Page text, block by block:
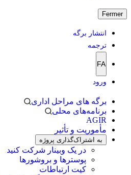
Fermer
انتشار برگه
ترجمه
FA
ورود
برگه های مراحل اداری
برنامه‌های محلی
AGIR
مأموریت و تأثیر
به اشتراک‌گذاری پروژه
در یک وبینار شرکت کنید
پوسترها و بروشورها
کیت ارتباطات